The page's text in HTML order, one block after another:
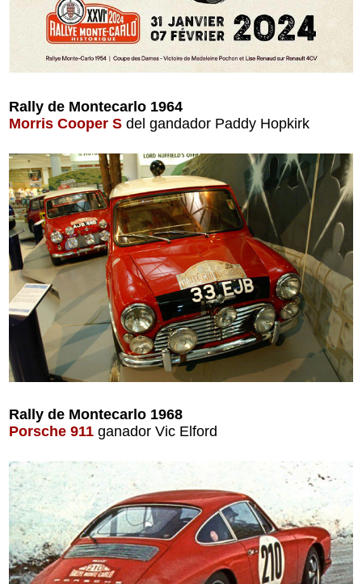
Rally de Montecarlo 1964
Morris Cooper S del gandador Paddy Hopkirk
Rally de Montecarlo 1968
Porsche 911 ganador Vic Elford